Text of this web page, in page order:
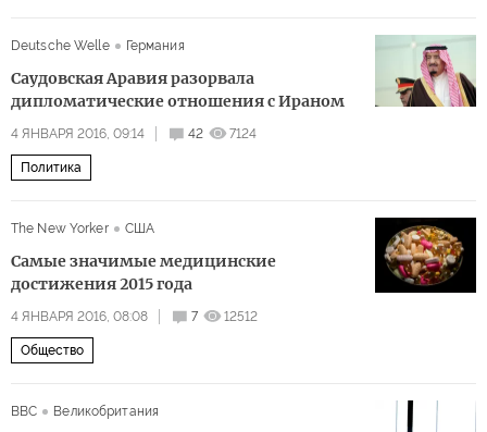
Deutsche Welle Германия
Саудовская Аравия разорвала
дипломатические отношения с Ираном
4 ЯНВАРЯ 2016, 09:14 42 7124
Политика
The New Yorker США
Самые значимые медицинские
достижения 2015 года
4 ЯНВАРЯ 2016, 08:08 7 12512
Общество
BBC Великобритания